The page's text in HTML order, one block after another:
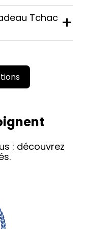
Tchac +
: découvrez